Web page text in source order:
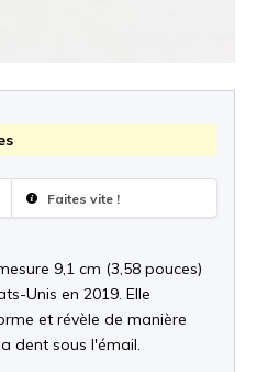
Faites vite !
9,1 cm (3,58 pouces)
Unis en 2019. Elle
et révèle de manière
dent sous l'émail.